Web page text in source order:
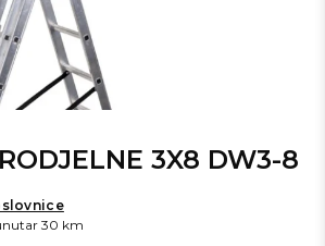
3X8 DW3-8
30 km